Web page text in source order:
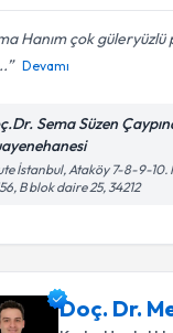
Hanım çok
Devamı
Sema Süzen
İstanbul, Ataköy 7-8-9-10.
B blok daire 25, 34212
Doç. Dr.